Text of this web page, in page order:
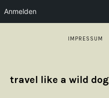
IMPRESSUM
travel like a wild dog
Anmelden